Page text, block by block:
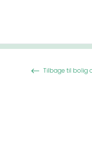
Tilbage til bolig